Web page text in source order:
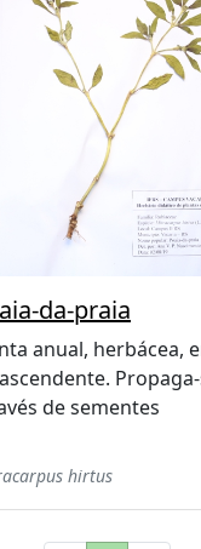
da-praia
anual, herbácea,
de sementes
hirtus